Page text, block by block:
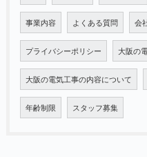
事業内容 よくある質問 会
プライバシーポリシー 大阪の
大阪の電気工事の内容について
年齢制限 スタッフ募集